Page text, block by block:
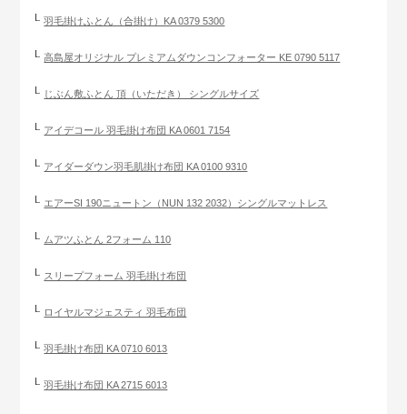
羽毛掛けふとん（合掛け）KA 0379 5300
高島屋オリジナル プレミアムダウンコンフォーター KE 0790 5117
じぶん敷ふとん 頂（いただき） シングルサイズ
アイデコール 羽毛掛け布団 KA 0601 7154
アイダーダウン羽毛肌掛け布団 KA 0100 9310
エアーSI 190ニュートン（NUN 132 2032）シングルマットレス
ムアツふとん 2フォーム 110
スリープフォーム 羽毛掛け布団
ロイヤルマジェスティ 羽毛布団
羽毛掛け布団 KA 0710 6013
羽毛掛け布団 KA 2715 6013